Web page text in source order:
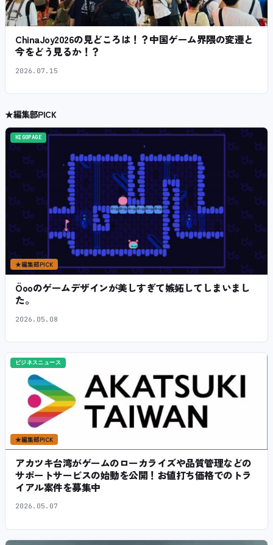
ChinaJoy2026の見どころは！？中国ゲーム界隈の変遷と
今をどう見るか！？
2026.07.15
★編集部PICK
HIGOPAGE
★編集部PICK
Öooのゲームデザインが美しすぎて嫉妬してしまいまし
た。
2026.05.08
ビジネスニュース
★編集部PICK
アカツキ台湾がゲームのローカライズや品質管理などの
サポートサービスの始動を公開！お値打ち価格でのトラ
イアル案件を募集中
2026.05.07